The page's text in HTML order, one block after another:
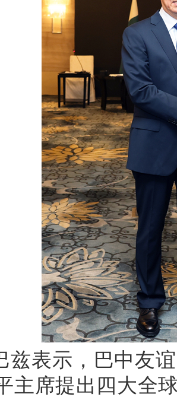
兹表示，巴中友
主席提出四大全